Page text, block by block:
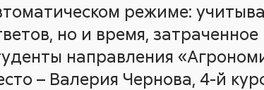
режиме:
но и время,
направления
– Валерия Чернова, 4-й